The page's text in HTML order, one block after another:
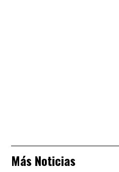
Más Noticias